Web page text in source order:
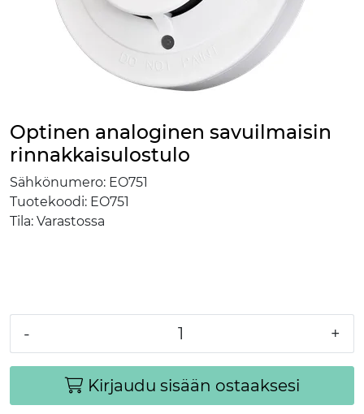
Optinen analoginen savuilmaisin
rinnakkaisulostulo
Sähkönumero: EO751
Tuotekoodi: EO751
Tila: Varastossa
- +
Kirjaudu sisään ostaaksesi